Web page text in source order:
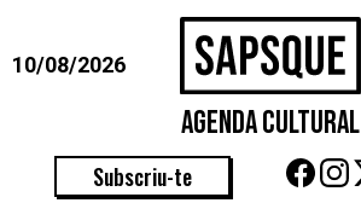
10/08/2026
Agenda Cultural
Subscriu-te